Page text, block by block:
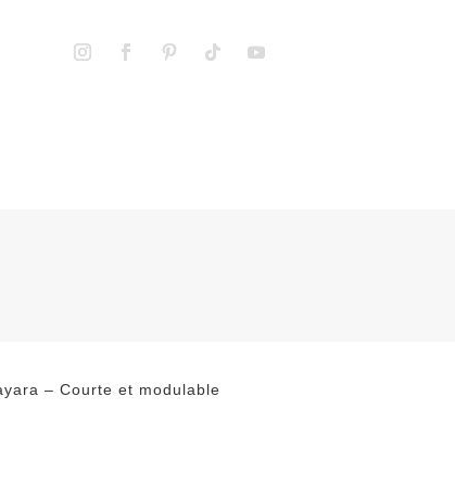
– Courte et modulable